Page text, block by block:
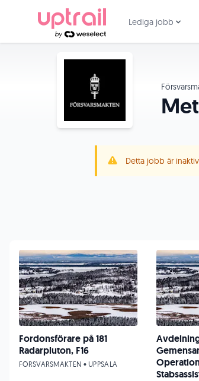
Lediga jobb
Detta jobb är
Fordonsförare på 181
Radarpluton, F16
FÖRSVARSMAKTEN • UPPSALA